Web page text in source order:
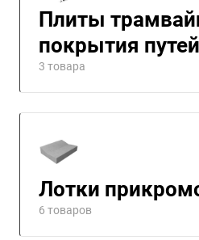
Плиты
покрытия путей
3 товара
Лотки
6 товаров